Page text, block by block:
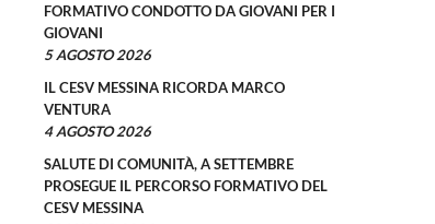
FORMATIVO CONDOTTO DA GIOVANI PER I
GIOVANI
5 AGOSTO 2026
IL CESV MESSINA RICORDA MARCO
VENTURA
4 AGOSTO 2026
SALUTE DI COMUNITÀ, A SETTEMBRE
PROSEGUE IL PERCORSO FORMATIVO DEL
CESV MESSINA